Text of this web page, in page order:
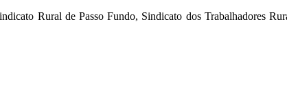
Rural de Passo Fundo, Sindicato dos Trabalhadores